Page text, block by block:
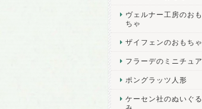
ヴェルナー工房のおも
ちゃ
ザイフェンのおもちゃ
フラーデのミニチュア
ポングラッツ人形
ケーセン社のぬいぐる
み